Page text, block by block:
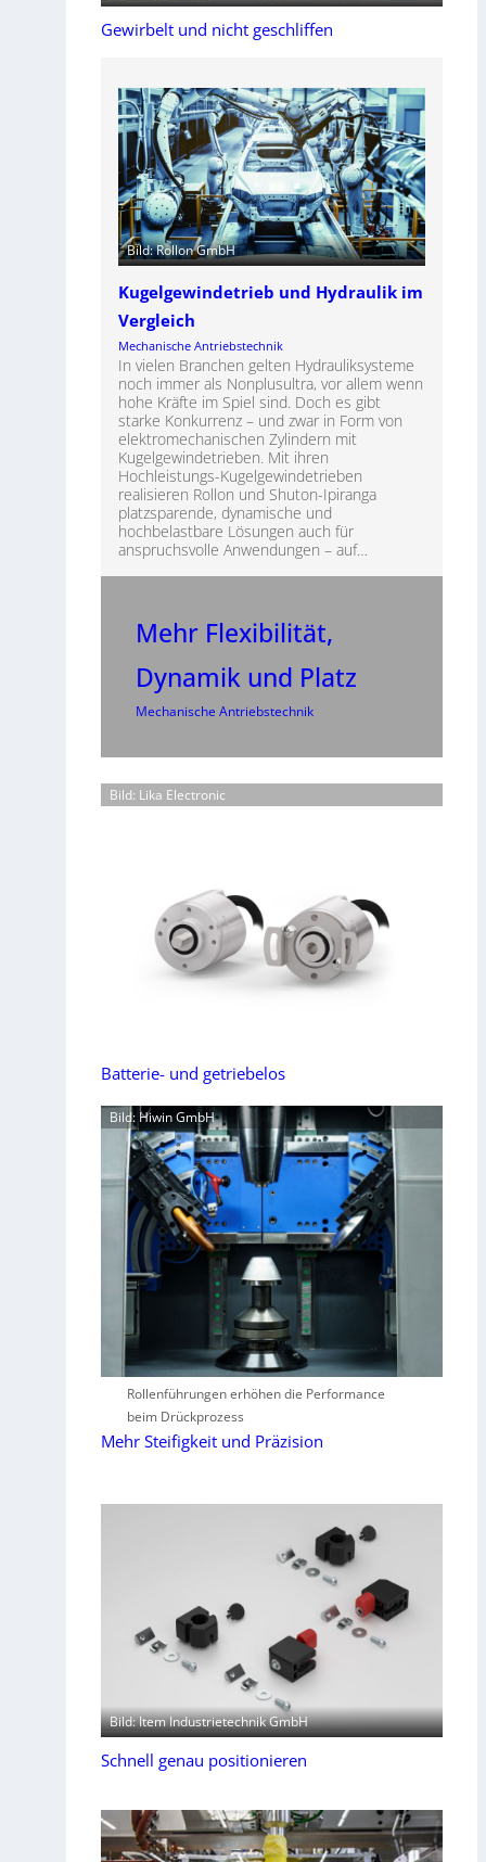
Gewirbelt und nicht geschliffen
Bild: Rollon GmbH
Kugelgewindetrieb und Hydraulik im
Vergleich
Mechanische Antriebstechnik
In vielen Branchen gelten Hydrauliksysteme
noch immer als Nonplusultra, vor allem wenn
hohe Kräfte im Spiel sind. Doch es gibt
starke Konkurrenz – und zwar in Form von
elektromechanischen Zylindern mit
Kugelgewindetrieben. Mit ihren
Hochleistungs-Kugelgewindetrieben
realisieren Rollon und Shuton-Ipiranga
platzsparende, dynamische und
hochbelastbare Lösungen auch für
anspruchsvolle Anwendungen – auf…
Mehr Flexibilität,
Dynamik und Platz
Mechanische Antriebstechnik
Bild: Lika Electronic
Batterie- und getriebelos
Bild: Hiwin GmbH
Rollenführungen erhöhen die Performance
beim Drückprozess
Mehr Steifigkeit und Präzision
Bild: Item Industrietechnik GmbH
Schnell genau positionieren